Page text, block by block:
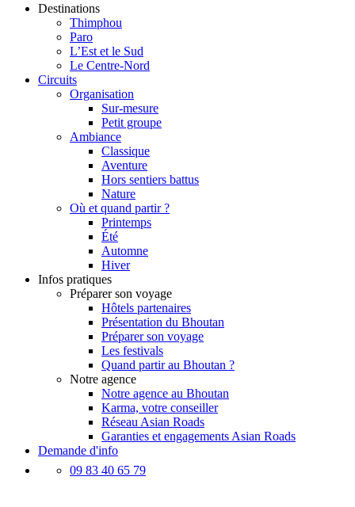
Destinations
Thimphou
Paro
L’Est et le Sud
Le Centre-Nord
Circuits
Organisation
Sur-mesure
Petit groupe
Ambiance
Classique
Aventure
Hors sentiers battus
Nature
Où et quand partir ?
Printemps
Été
Automne
Hiver
Infos pratiques
Préparer son voyage
Hôtels partenaires
Présentation du Bhoutan
Préparer son voyage
Les festivals
Quand partir au Bhoutan ?
Notre agence
Notre agence au Bhoutan
Karma, votre conseiller
Réseau Asian Roads
Garanties et engagements Asian Roads
Demande d'info
09 83 40 65 79